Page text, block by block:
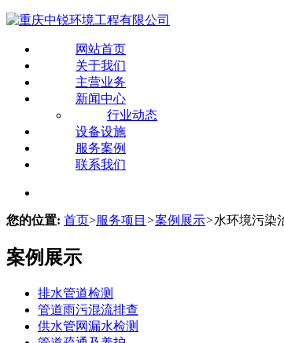
网站首页
关于我们
主营业务
新闻中心
行业动态
设备设施
服务案例
联系我们
您的位置: 首页>服务项目 >案例展示>水环境污染
案例展示
排水管道检测
管道雨污混流排查
供水管网漏水检测